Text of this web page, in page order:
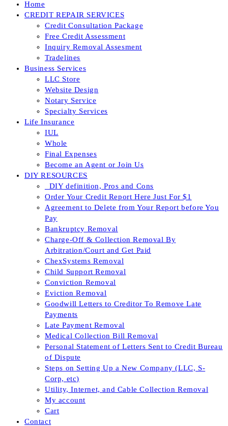
Home
CREDIT REPAIR SERVICES
Credit Consultation Package
Free Credit Assessment
Inquiry Removal Assesment
Tradelines
Business Services
LLC Store
Website Design
Notary Service
Specialty Services
Life Insurance
IUL
Whole
Final Expenses
Become an Agent or Join Us
DIY RESOURCES
_DIY definition, Pros and Cons
Order Your Credit Report Here Just For $1
Agreement to Delete from Your Report before You
Pay
Bankruptcy Removal
Charge-Off & Collection Removal By
Arbitration/Court and Get Paid
ChexSystems Removal
Child Support Removal
Conviction Removal
Eviction Removal
Goodwill Letters to Creditor To Remove Late
Payments
Late Payment Removal
Medical Collection Bill Removal
Personal Statement of Letters Sent to Credit Bureau
of Dispute
Steps on Setting Up a New Company (LLC, S-
Corp, etc)
Utility, Internet, and Cable Collection Removal
My account
Cart
Contact